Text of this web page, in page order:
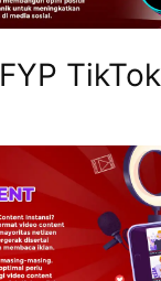
FYP TikTok